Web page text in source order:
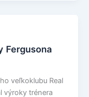
Fergusona
veľkoklubu Real
výroky trénera